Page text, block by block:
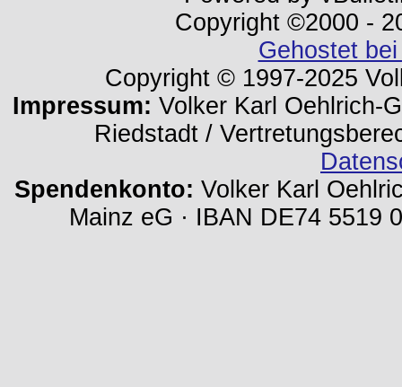
Copyright ©2000 -
Gehostet
Copyright © 1997-2025
Impressum: Volker Karl Oehlrich-
Riedstadt /
Spendenkonto: Volker Karl
Mainz eG · IBAN DE74 5519